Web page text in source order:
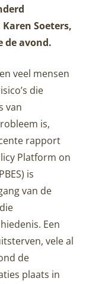
Soeters,
de avond.
veel mensen
die
van
is,
rapport
Platform on
is
van de
Een
vele al
de
plaats in